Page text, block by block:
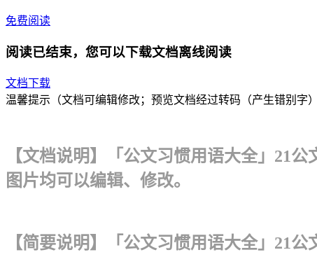
免费阅读
阅读已结束，您可以下载文档离线阅读
文档下载
温馨提示（文档可编辑修改；预览文档经过转码（产生错别字
【文档说明】「公文习惯用语大全」21
图片均可以编辑、修改。
【简要说明】「公文习惯用语大全」21